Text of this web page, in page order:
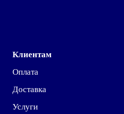
Клиентам
Оплата
Доставка
Услуги